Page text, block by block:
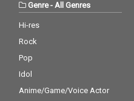
Genre- All Genres
Hi-res
Rock
Pop
Idol
Anime/Game/Voice Actor